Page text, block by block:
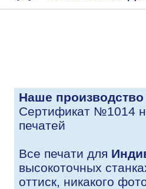
Наше производство
Сертификат №1014
печатей
Все печати для
высокоточных
оттиск, никакого